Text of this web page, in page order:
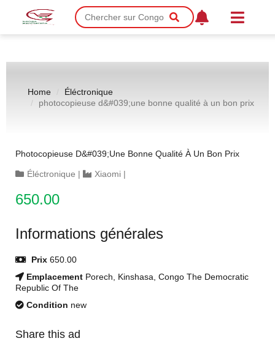
Home
Éléctronique
photocopieuse d&#039;une bonne qualité à un bon prix
Photocopieuse D&#039;une Bonne Qualité À Un Bon Prix
Éléctronique | Xiaomi |
650.00
Informations générales
Prix 650.00
Emplacement Porech, Kinshasa, Congo The Democratic
Republic Of The
Condition new
Share this ad